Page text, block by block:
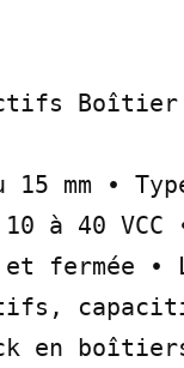
Boîtier
mm •
à 40 VCC
et fermée
en